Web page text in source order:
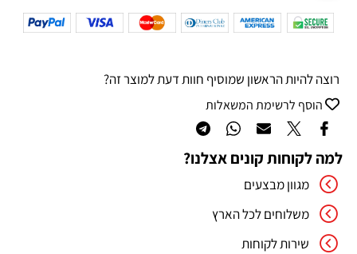
רוצה להיות הראשון שמוסיף חוות דעת למוצר זה?
הוסף לרשימת המשאלות
למה לקוחות קונים אצלנו?
מגוון מבצעים
משלוחים לכל הארץ
שירות לקוחות